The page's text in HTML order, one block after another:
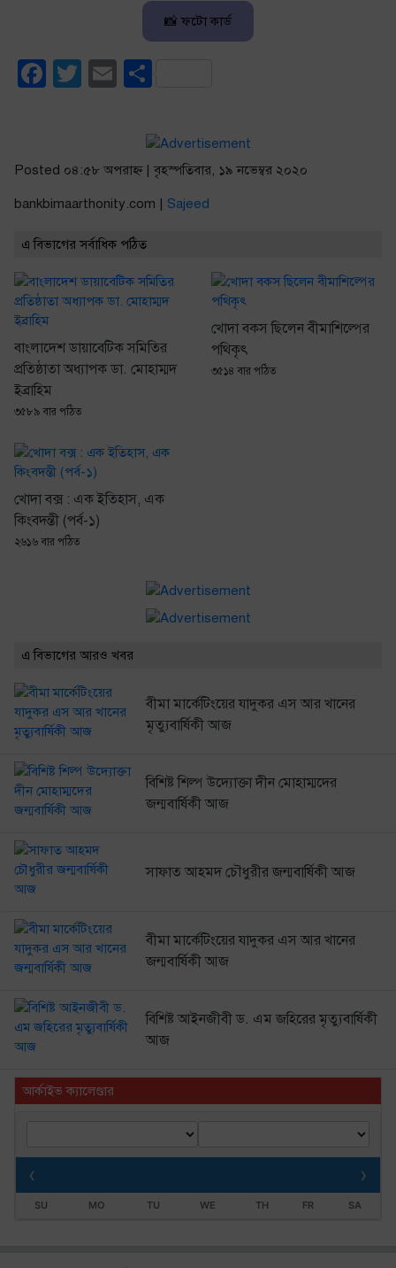
📸 ফটো কার্ড
Facebook
Twitter
Email
Posted ০৪:৫৮ অপরাহ্ণ | বৃহস্পতিবার, ১৯ নভেম্বর ২০২০
bankbimaarthonity.com | Sajeed
এ বিভাগের সর্বাধিক পঠিত
বাংলাদেশ ডায়াবেটিক সমিতির
প্রতিষ্ঠাতা অধ্যাপক ডা. মোহাম্মদ
ইব্রাহিম
৩৫৮৯ বার পঠিত
খোদা বকস ছিলেন বীমাশিল্পের
পথিকৃৎ
৩৫১৪ বার পঠিত
খোদা বক্স : এক ইতিহাস, এক
কিংবদন্তী (পর্ব-১)
২৬১৬ বার পঠিত
এ বিভাগের আরও খবর
বীমা মার্কেটিংয়ের যাদুকর এস আর খানের
মৃত্যুবার্ষিকী আজ
বিশিষ্ট শিল্প উদ্যোক্তা দীন মোহাম্মদের
জন্মবার্ষিকী আজ
সাফাত আহমদ চৌধুরীর জন্মবার্ষিকী আজ
বীমা মার্কেটিংয়ের যাদুকর এস আর খানের
জন্মবার্ষিকী আজ
বিশিষ্ট আইনজীবী ড. এম জহিরের মৃত্যুবার্ষিকী
আজ
আর্কাইভ ক্যালেণ্ডার
‹ ›
SU MO TU WE TH FR SA